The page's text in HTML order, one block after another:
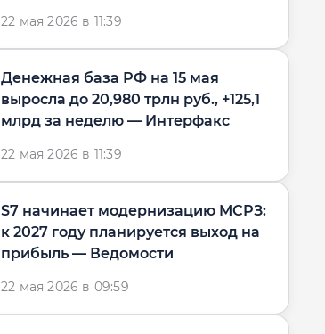
22 мая 2026 в 11:39
Денежная база РФ на 15 мая
выросла до 20,980 трлн руб., +125,1
млрд за неделю — Интерфакс
22 мая 2026 в 11:39
S7 начинает модернизацию МСРЗ:
к 2027 году планируется выход на
прибыль — Ведомости
22 мая 2026 в 09:59